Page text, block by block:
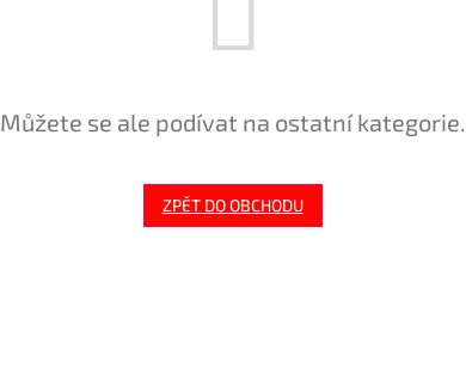
Můžete se ale podívat na ostatní kategorie.
ZPĚT DO OBCHODU